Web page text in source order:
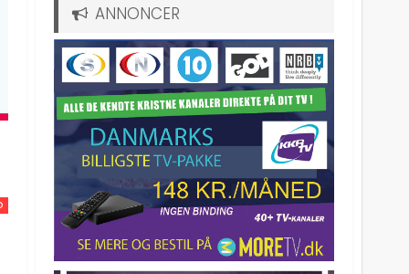
ANNONCER